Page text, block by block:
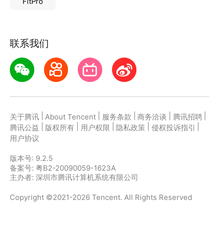
联系我们
关于腾讯 About Tencent 服务条款 商务洽谈 腾讯招聘
腾讯公益
版权所有 用户权限 隐私政策 侵权投诉指引
用户协议
版本号: 9.2.5
备案号: 粤B2-20090059-1623A
主办者: 深圳市腾讯计算机系统有限公司
Copyright ©2021-2026 Tencent. All Rights Reserved